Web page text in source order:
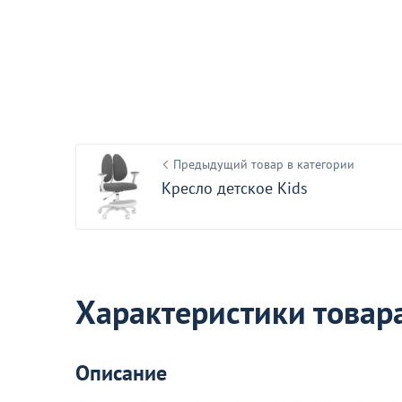
Предыдущий товар в категории
Кресло детское Kids
Характеристики
Описание